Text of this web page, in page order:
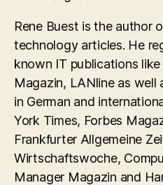
Rene Buest is the author
technology articles. He
known IT publications
Magazin, LANline as well
in German and
York Times, Forbes
Frankfurter Allgemeine
Wirtschaftswoche,
Manager Magazin and